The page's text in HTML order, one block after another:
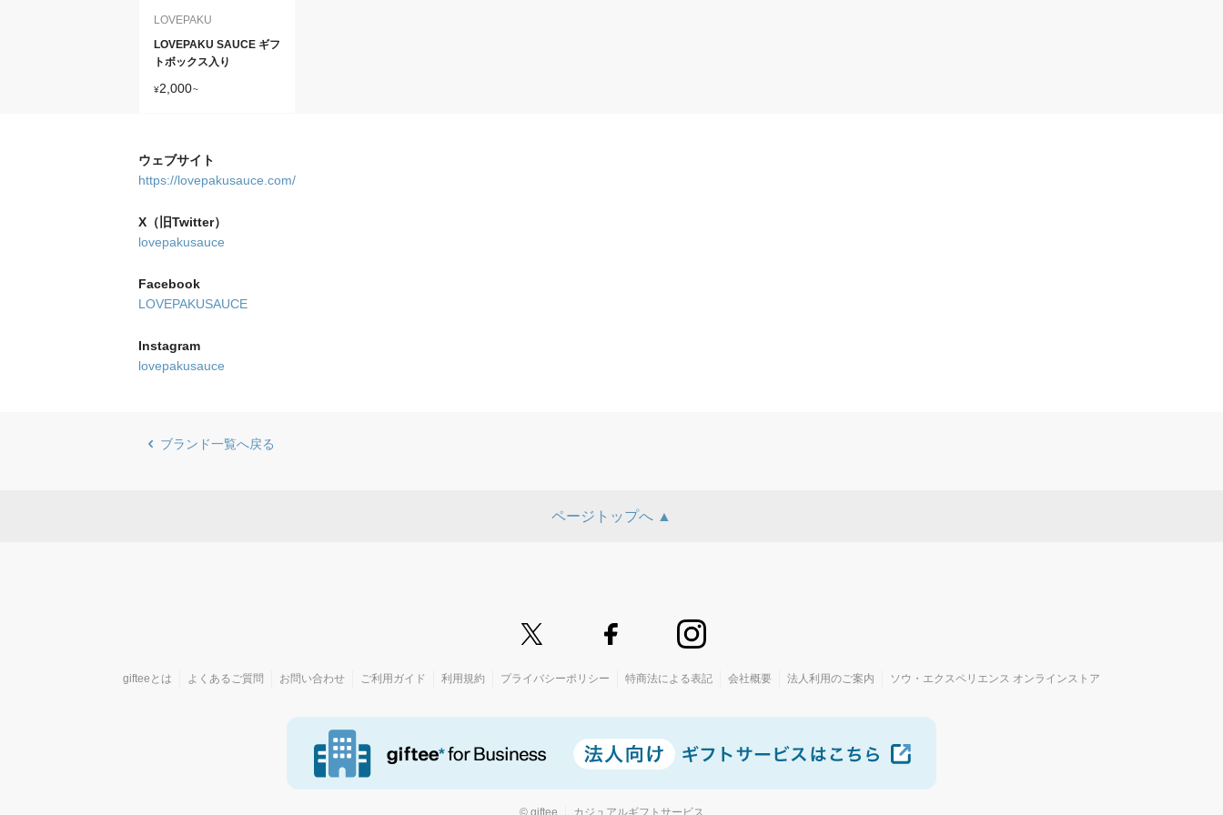
LOVEPAKU
LOVEPAKU SAUCE ギフ
トボックス入り
¥2,000~
ウェブサイト
https://lovepakusauce.com/
X（旧Twitter）
lovepakusauce
Facebook
LOVEPAKUSAUCE
Instagram
lovepakusauce
ブランド一覧へ戻る
ページトップへ ▲
gifteeとは よくあるご質問 お問い合わせ ご利用ガイド 利用規約 プライバシーポリシー 特商法による表記 会社概要 法人利用のご案内 ソウ・エクスペリエンス オンラインストア
© giftee カジュアルギフトサービス